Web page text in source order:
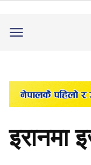
Toggle
इरानमा